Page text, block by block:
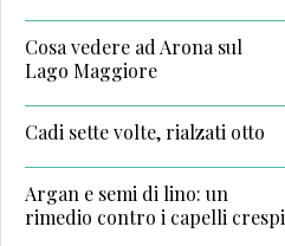
Cosa vedere ad Arona sul
Lago Maggiore
Cadi sette volte, rialzati otto
Argan e semi di lino: un
rimedio contro i capelli crespi